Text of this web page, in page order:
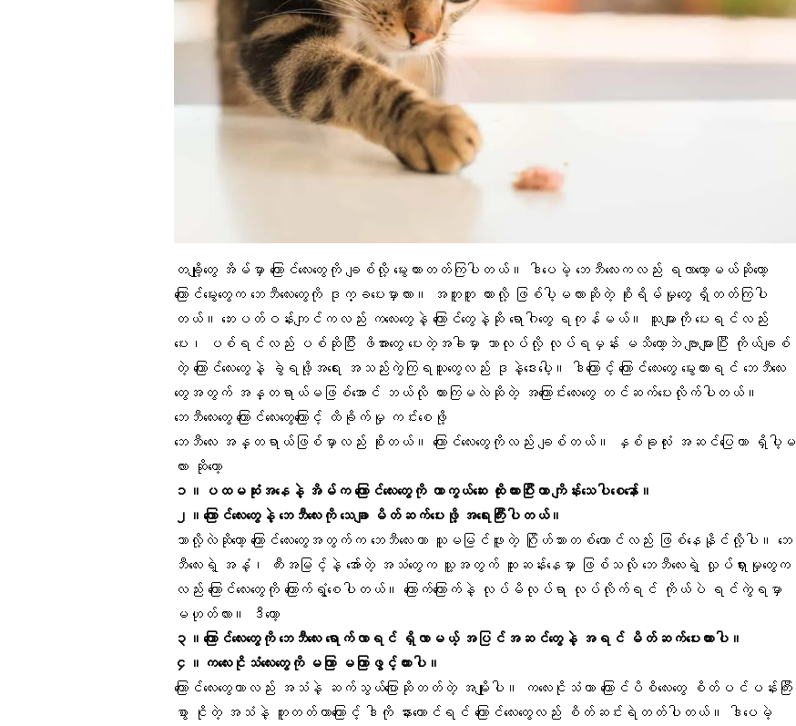
တချို့တွေ အိမ်မှာ ကြောင်လေးတွေ ကို ချစ်လို့ မွေးထားတတ်ကြပါတယ်။ ဒါပေမဲ့ ဘေဘီလေးကလည်း ရလာတော့မယ်ဆိုတော့
ကြောင်မွေးတွေက ဘေဘီလေးတွေကို ဒုက္ခပေးမှာလား။ အတူတူ ထားလို့ ဖြစ်ပါ့မလားဆိုတဲ့ စိုးရိမ်မှုတွေ ရှိတတ်ကြပါ
တယ်။ ဘေးပတ်ဝန်းကျင်ကလည်း ကလေးတွေနဲ့ ကြောင်တွေနဲ့ဆို ရောဂါတွေ ရကုန်မယ်။ သူများကို ပေးရင်လည်း
ပေး၊ ပစ်ရင်လည်း ပစ်ဆိုပြီး ဖိအားတွေ ပေးတဲ့အခါမှာ ဘာလုပ်လို့ လုပ်ရမှန်း မသိတော့ဘဲ ဗျာများပြီး ကိုယ်ချစ်
တဲ့ ကြောင်လေးတွေနဲ့ ခွဲရဖို့အရေး အသည်းကွဲကြရသူတွေလည်း ဒုနဲ့ဒေးပေါ့။ ဒါကြောင့် ကြောင်လေးတွေ မွေးထားရင် ဘေဘီလေး
တွေအတွက် အန္တရာယ်မဖြစ်အောင် ဘယ်လို ထားကြမလဲဆိုတဲ့ အကြောင်းလေးတွေ တင်ဆက်ပေးလိုက်ပါတယ်။
ဘေဘီလေးတွေ ကြောင်လေးတွေကြောင့် ထိခိုက်မှု ကင်းစေဖို့
ဘေဘီလေး အန္တရာယ်ဖြစ်မှာလည်း စိုးတယ်။ ကြောင်လေးတွေကိုလည်း ချစ်တယ်။ နှစ်ခုလုံး အဆင်ပြေတာ ရှိပါ့မ
လား ဆိုတော့
၁။ပထမဆုံးအနေနဲ့ အိမ်က ကြောင်လေးတွေကို ကာကွယ်ဆေးထိုးထားပြီးတာ ကျိန်းသေပါစေနော်။
၂။ကြောင်လေးတွေနဲ့ ဘေဘီလေးကို သေချာ မိတ်ဆက်ပေးဖို့ အရေးကြီးပါတယ်။
ဘာလို့လဲဆိုတော့ ကြောင်လေးတွေအတွက်က ဘေဘီလေးဟာ သူမမြင်ဖူးတဲ့ ဂြိုဟ်သားတစ်ကောင်လည်း ဖြစ်နေနိုင်လို့ပါ။ ဘေ
ဘီလေးရဲ့ အနံ့၊ ကီးအမြင့်နဲ့ အော်တဲ့ အသံတွေက သူ့အတွက် ထူးဆန်းနေမှာ ဖြစ်သလို ဘေဘီလေးရဲ့ လှုပ်ရှားမှုတွေက
လည်း ကြောင်လေးတွေကို ကြောက်ရွံ့စေပါတယ်။ ကြောက်ကြောက်နဲ့ လုပ်မိလုပ်ရာ လုပ်လိုက်ရင် ကိုယ်ပဲ ရင်ကွဲရမှာ
မဟုတ်လား။ ဒီတော့
၃။ကြောင်လေးတွေကို ဘေဘီလေး ရောက်လာရင် ရှိလာမယ့် အပြင်အဆင်တွေနဲ့ အရင် မိတ်ဆက်ပေးထားပါ။
၄။ကလေးငိုသံလေးတွေကို မကြာ မကြာဖွင့်ထားပါ။
ကြောင်လေးတွေဟာလည်း အသံနဲ့ ဆက်သွယ်ပြောဆိုတတ်တဲ့ အမျိုးပါ။ ကလေးငိုသံဟာ ကြောင်ပိစိလေးတွေ စိတ်ပင်ပန်းကြီး
စွာ ငိုတဲ့ အသံနဲ့ တူတတ်တာကြောင့် ဒါကို နားထောင်ရင် ကြောင်လေးတွေလည်း စိတ်ဆင်းရဲတတ်ပါတယ်။ ဒါပေမဲ့